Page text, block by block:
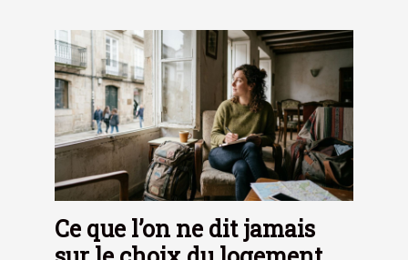
Ce que l’on ne dit jamais